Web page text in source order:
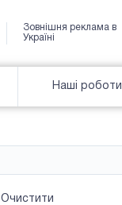
Зовнішня реклама в
Україні
Наші роботи
Усi
Очистити